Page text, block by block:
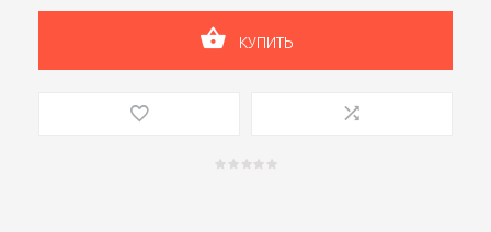
КУПИТЬ